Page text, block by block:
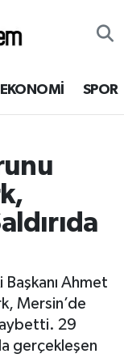
EKONOMİ SPOR
Ahmet
Mersin’de
kaybetti. 29
gerçekleşen